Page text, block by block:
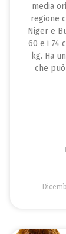
media
regione
Niger e
60 e i 74
kg. Ha
che